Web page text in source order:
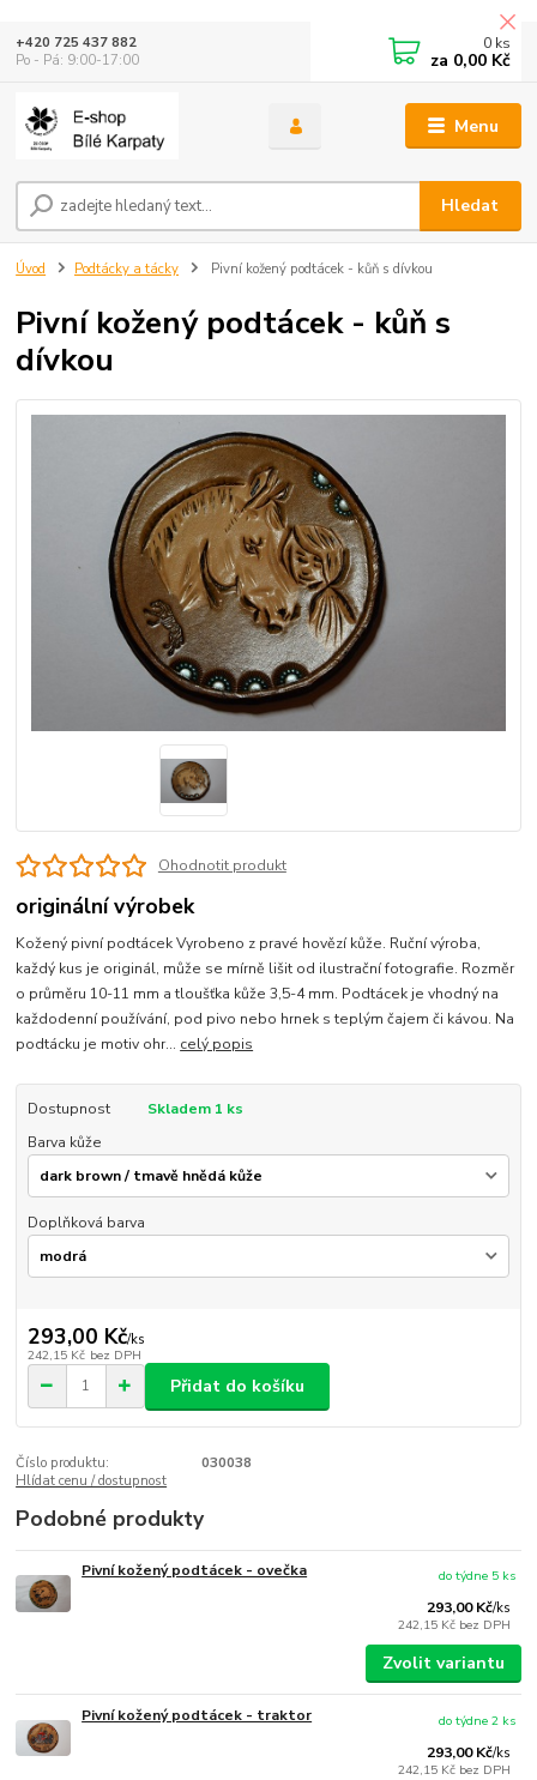
Menu
Hledat
+420 725 437 882
Po - Pá: 9:00-17:00
0 ks
za 0,00 Kč
Úvod Podtácky a tácky Pivní kožený podtácek - kůň s dívkou
Pivní kožený podtácek - kůň s
dívkou
Ohodnotit produkt
originální výrobek
Kožený pivní podtácek Vyrobeno z pravé hovězí kůže. Ruční výroba,
každý kus je originál, může se mírně lišit od ilustrační fotografie. Rozměr
o průměru 10-11 mm a tloušťka kůže 3,5-4 mm. Podtácek je vhodný na
každodenní používání, pod pivo nebo hrnek s teplým čajem či kávou. Na
podtácku je motiv ohr... celý popis
Dostupnost
Skladem 1 ks
Barva kůže
Doplňková barva
293,00 Kč/ks
242,15 Kč bez DPH
Přidat do košíku
Číslo produktu:
030038
Hlídat cenu / dostupnost
Podobné produkty
Pivní kožený podtácek - ovečka
293,00 Kč/ks
242,15 Kč bez DPH
do týdne 5 ks
Zvolit variantu
Pivní kožený podtácek - traktor
293,00 Kč/ks
242,15 Kč bez DPH
do týdne 2 ks